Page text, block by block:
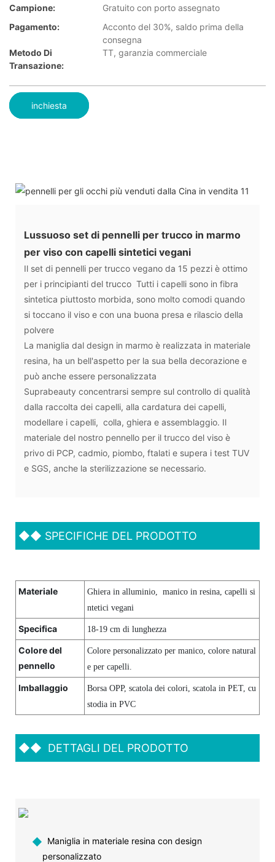
Campione:
Gratuito con porto assegnato
Pagamento:
Acconto del 30%, saldo prima della
consegna
Metodo Di
Transazione:
TT, garanzia commerciale
inchiesta
Lussuoso set di pennelli per trucco in marmo
per viso con capelli sintetici vegani
Il set di pennelli per trucco vegano da 15 pezzi è ottimo
per i principianti del trucco Tutti i capelli sono in fibra
sintetica piuttosto morbida, sono molto comodi quando
si toccano il viso e con una buona presa e rilascio della
polvere
La maniglia dal design in marmo è realizzata in materiale
resina, ha un bell'aspetto per la sua bella decorazione e
può anche essere personalizzata
Suprabeauty concentrarsi sempre sul controllo di qualità
dalla raccolta dei capelli, alla cardatura dei capelli,
modellare i capelli, colla, ghiera e assemblaggio. Il
materiale del nostro pennello per il trucco del viso è
privo di PCP, cadmio, piombo, ftalati e supera i test TUV
e SGS, anche la sterilizzazione se necessario.
◆◆ SPECIFICHE DEL PRODOTTO
Materiale
Ghiera in alluminio, manico in resina, capelli si
ntetici vegani
Specifica 18-19 cm di lunghezza
Colore del
pennello
Colore personalizzato per manico, colore natural
e per capelli.
Imballaggio
Borsa OPP, scatola dei colori, scatola in PET, cu
stodia in PVC
◆◆ DETTAGLI DEL PRODOTTO
◆ Maniglia in materiale resina con design
personalizzato